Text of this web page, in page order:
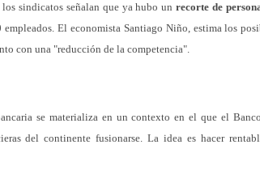
sindicatos señalan que ya hubo unrecorte de
empleados. El economista Santiago Niño, estima los
con una "reducción de la competencia".
se materializa en un contexto en el que el
del continente fusionarse. La idea es hacer